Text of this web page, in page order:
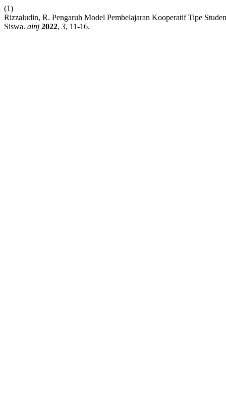
(1)
Rizzaludin, R. Pengaruh Model Pembelajaran Kooperatif Tipe
Siswa. ainj 2022, 3, 11-16.